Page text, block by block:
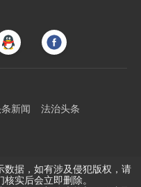
新闻
法治头条
数据，如有涉及侵犯版权，请
实后会立即删除。